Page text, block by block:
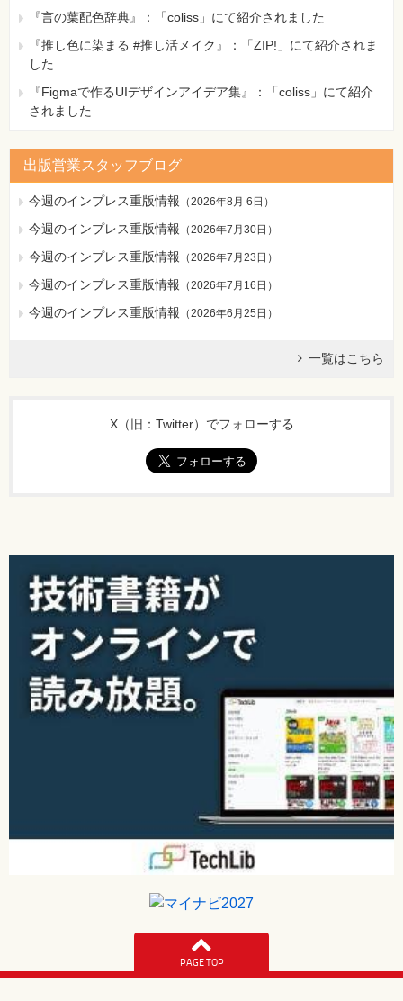
『言の葉配色辞典』：「coliss」にて紹介されました
『推し色に染まる #推し活メイク』：「ZIP!」にて紹介されま
した
『Figmaで作るUIデザインアイデア集』：「coliss」にて紹介
されました
出版営業スタッフブログ
今週のインプレス重版情報 （2026年8月 6日 ）
今週のインプレス重版情報 （2026年7月30日 ）
今週のインプレス重版情報 （2026年7月23日 ）
今週のインプレス重版情報 （2026年7月16日 ）
今週のインプレス重版情報 （2026年6月25日 ）
一覧はこちら
X（旧：Twitter）でフォローする
PAGE TOP